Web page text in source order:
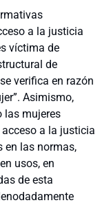
a la justicia
víctima de
de
verifica en razón
Asimismo,
las mujeres
acceso a la justicia
en las normas,
usos, en
de esta